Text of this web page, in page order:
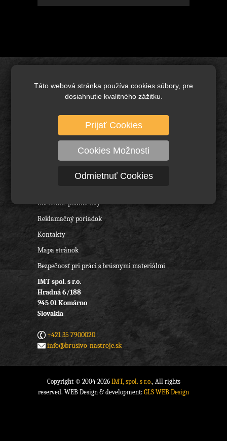
Táto webová stránka používa cookies súbory, pre
dosiahnutie kvalitného zážitku.
Prijať Cookies
Cookies Možnosti
Odmietnuť Cookies
Brusivo základné
Diamantové brusivo
Technické kefy a pílové kotúče
Rezné nástroje, vrtáky a frézy
Ochranné pracovné pomôcky
Obchodné podmienky
Reklamačný poriadok
Kontakty
Mapa stránok
Bezpečnosť pri práci s brúsnymi materiálmi
IMT spol. s r.o.
Hradná 6/188
945 01 Komárno
Slovakia
+421 35 7900020
info@brusivo-nastroje.sk
Copyright © 2004-2026 IMT, spol. s r.o., All rights
reserved. WEB Design & development: GLS WEB Design